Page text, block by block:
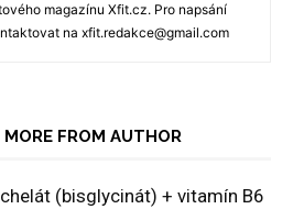
magazínu Xfit.cz. Pro napsání
na xfit.redakce@gmail.com
MORE FROM AUTHOR
(bisglycinát) + vitamín B6